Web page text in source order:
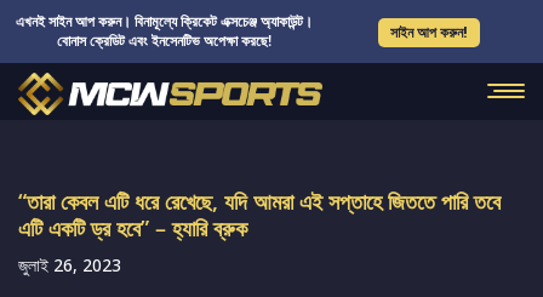
এখনই সাইন আপ করুন। বিনামূল্যে ক্রিকেট এক্সচেঞ্জ অ্যাকাউন্ট।
বোনাস ক্রেডিট এবং ইনসেনটিভ অপেক্ষা করছে!
সাইন আপ করুন!
“তারা কেবল এটি ধরে রেখেছে, যদি আমরা এই সপ্তাহে জিততে পারি তবে
এটি একটি ড্র হবে” – হ্যারি ব্রুক
জুলাই 26, 2023